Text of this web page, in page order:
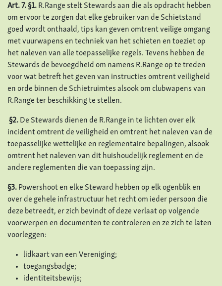
Art. 7. §1. R.Range stelt Stewards aan die als opdracht hebben
om ervoor te zorgen dat elke gebruiker van de Schietstand
goed wordt onthaald, tips kan geven omtrent veilige omgang
met vuurwapens en techniek van het schieten en toeziet op
het naleven van alle toepasselijke regels. Tevens hebben de
Stewards de bevoegdheid om namens R.Range op te treden
voor wat betreft het geven van instructies omtrent veiligheid
en orde binnen de Schietruimtes alsook om clubwapens van
R.Range ter beschikking te stellen.
§2. De Stewards dienen de R.Range in te lichten over elk
incident omtrent de veiligheid en omtrent het naleven van de
toepasselijke wettelijke en reglementaire bepalingen, alsook
omtrent het naleven van dit huishoudelijk reglement en de
andere reglementen die van toepassing zijn.
§3. Powershoot en elke Steward hebben op elk ogenblik en
over de gehele infrastructuur het recht om ieder persoon die
deze betreedt, er zich bevindt of deze verlaat op volgende
voorwerpen en documenten te controleren en ze zich te laten
voorleggen:
lidkaart van een Vereniging;
toegangsbadge;
identiteitsbewijs;